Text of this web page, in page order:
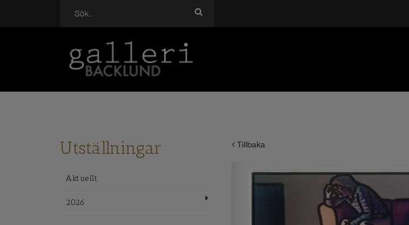
Tillbaka
Utställningar
Aktuellt
2026